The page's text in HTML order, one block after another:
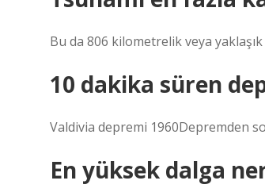
Bu da 806 kilometrelik veya
10 dakika süren
Valdivia depremi 1960Depremden
En yüksek dalga